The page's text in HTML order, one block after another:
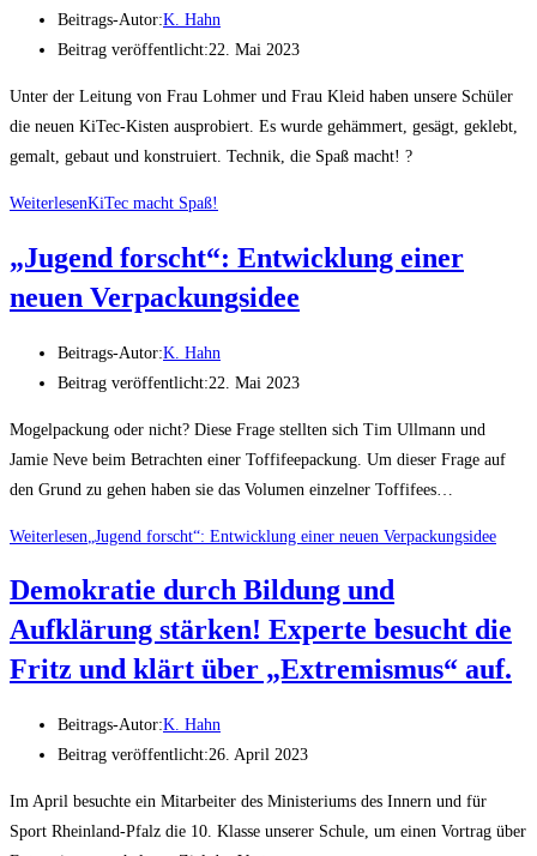
Beitrags-Autor:K. Hahn
Beitrag veröffentlicht:22. Mai 2023
Unter der Leitung von Frau Lohmer und Frau Kleid haben unsere Schüler
die neuen KiTec-Kisten ausprobiert. Es wurde gehämmert, gesägt, geklebt,
gemalt, gebaut und konstruiert. Technik, die Spaß macht! ?
WeiterlesenKiTec macht Spaß!
„Jugend forscht“: Entwicklung einer
neuen Verpackungsidee
Beitrags-Autor:K. Hahn
Beitrag veröffentlicht:22. Mai 2023
Mogelpackung oder nicht? Diese Frage stellten sich Tim Ullmann und
Jamie Neve beim Betrachten einer Toffifeepackung. Um dieser Frage auf
den Grund zu gehen haben sie das Volumen einzelner Toffifees…
Weiterlesen „Jugend forscht“: Entwicklung einer neuen Verpackungsidee
Demokratie durch Bildung und
Aufklärung stärken! Experte besucht die
Fritz und klärt über „Extremismus“ auf.
Beitrags-Autor:K. Hahn
Beitrag veröffentlicht:26. April 2023
Im April besuchte ein Mitarbeiter des Ministeriums des Innern und für
Sport Rheinland-Pfalz die 10. Klasse unserer Schule, um einen Vortrag über